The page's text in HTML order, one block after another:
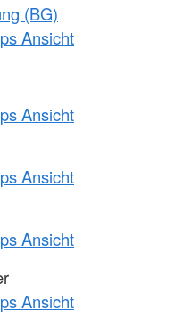
(BG)
Ansicht
Ansicht
Ansicht
Ansicht
Ansicht